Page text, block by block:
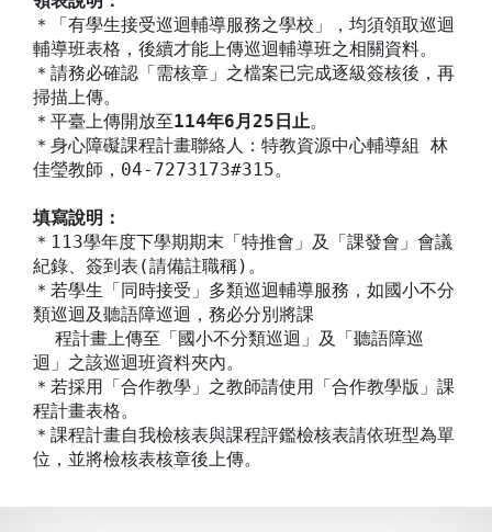
＊「有學生接受巡迴輔導服務之學校」，均須領取巡迴
輔導班表格，後續才能上傳巡迴輔導班之相關資料。
＊請務必確認「需核章」之檔案已完成逐級簽核後，再
掃描上傳。
＊平臺上傳開放至114年6月25日止。
＊身心障礙課程計畫聯絡人：特教資源中心輔導組 林
佳瑩教師，04-7273173#315。
填寫說明：
＊113學年度下學期期末「特推會」及「課發會」會議
紀錄、簽到表(請備註職稱)。
＊若學生「同時接受」多類巡迴輔導服務，如國小不分
類巡迴及聽語障巡迴，務必分別將課
程計畫上傳至「國小不分類巡迴」及「聽語障巡
迴」之該巡迴班資料夾內。
＊若採用「合作教學」之教師請使用「合作教學版」課
程計畫表格。
＊課程計畫自我檢核表與課程評鑑檢核表請依班型為單
位，並將檢核表核章後上傳。